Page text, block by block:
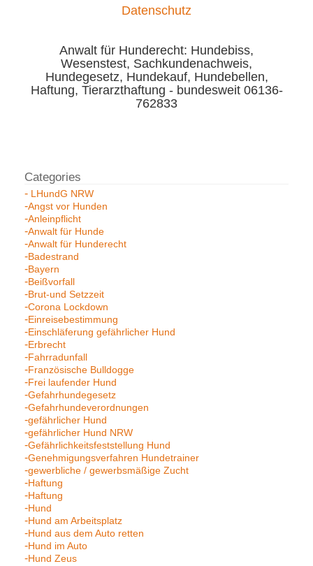
Datenschutz
Anwalt für Hunderecht: Hundebiss,
Wesenstest, Sachkundenachweis,
Hundegesetz, Hundekauf, Hundebellen,
Haftung, Tierarzthaftung - bundesweit 06136-
762833
LHundG NRW
Angst vor Hunden
Anleinpflicht
Anwalt für Hunde
Anwalt für Hunderecht
Badestrand
Bayern
Beißvorfall
Brut-und Setzzeit
Corona Lockdown
Einreisebestimmung
Einschläferung gefährlicher Hund
Erbrecht
Fahrradunfall
Französische Bulldogge
Frei laufender Hund
Gefahrhundegesetz
Gefahrhundeverordnungen
gefährlicher Hund
gefährlicher Hund NRW
Gefährlichkeitsfeststellung Hund
Genehmigungsverfahren Hundetrainer
gewerbliche / gewerbsmäßige Zucht
Haftung
Haftung
Hund
Hund am Arbeitsplatz
Hund aus dem Auto retten
Hund im Auto
Hund Zeus